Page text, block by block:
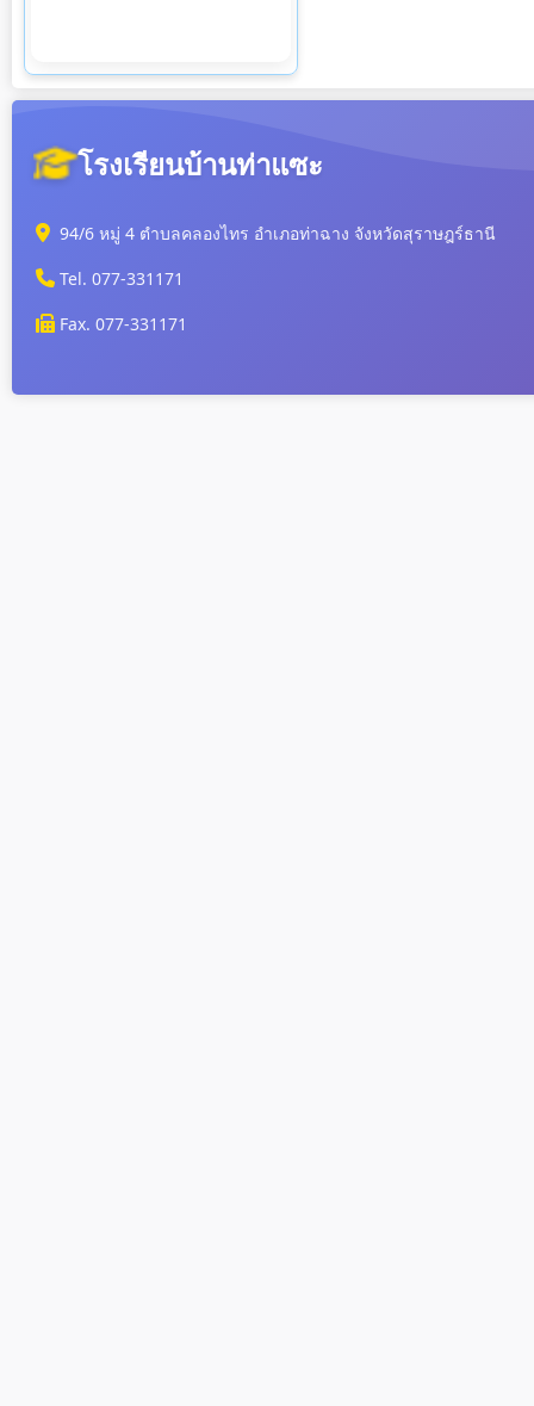
โรงเรียนบ้านท่าแซะ
94/6 หมู่ 4 ตำบลคลองไทร อำเภอท่าฉาง จังหวัดสุราษฎร์ธานี
Tel. 077-331171
Fax. 077-331171